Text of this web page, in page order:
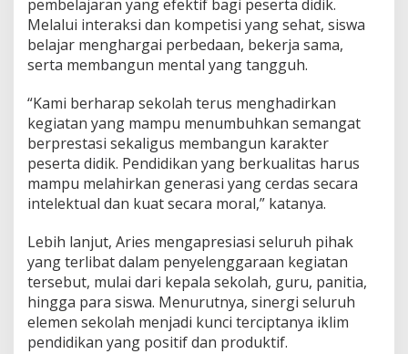
e
r
pembelajaran yang efektif bagi peserta didik.
Melalui interaksi dan kompetisi yang sehat, siswa
belajar menghargai perbedaan, bekerja sama,
serta membangun mental yang tangguh.
“Kami berharap sekolah terus menghadirkan
kegiatan yang mampu menumbuhkan semangat
berprestasi sekaligus membangun karakter
peserta didik. Pendidikan yang berkualitas harus
mampu melahirkan generasi yang cerdas secara
intelektual dan kuat secara moral,” katanya.
Lebih lanjut, Aries mengapresiasi seluruh pihak
yang terlibat dalam penyelenggaraan kegiatan
tersebut, mulai dari kepala sekolah, guru, panitia,
hingga para siswa. Menurutnya, sinergi seluruh
elemen sekolah menjadi kunci terciptanya iklim
pendidikan yang positif dan produktif.